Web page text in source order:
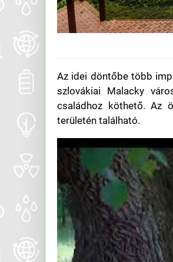
Az idei döntőbe több
szlovákiai Malacky
családhoz köthető. Az
területén található.